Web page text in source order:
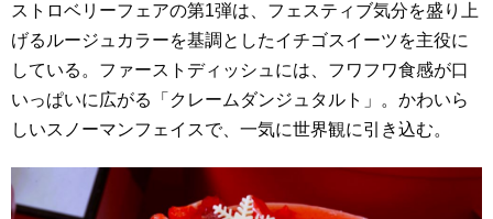
ストロベリーフェアの第1弾は、フェスティブ気分を盛り上
げるルージュカラーを基調としたイチゴスイーツを主役に
している。ファーストディッシュには、フワフワ食感が口
いっぱいに広がる「クレームダンジュタルト」。かわいら
しいスノーマンフェイスで、一気に世界観に引き込む。